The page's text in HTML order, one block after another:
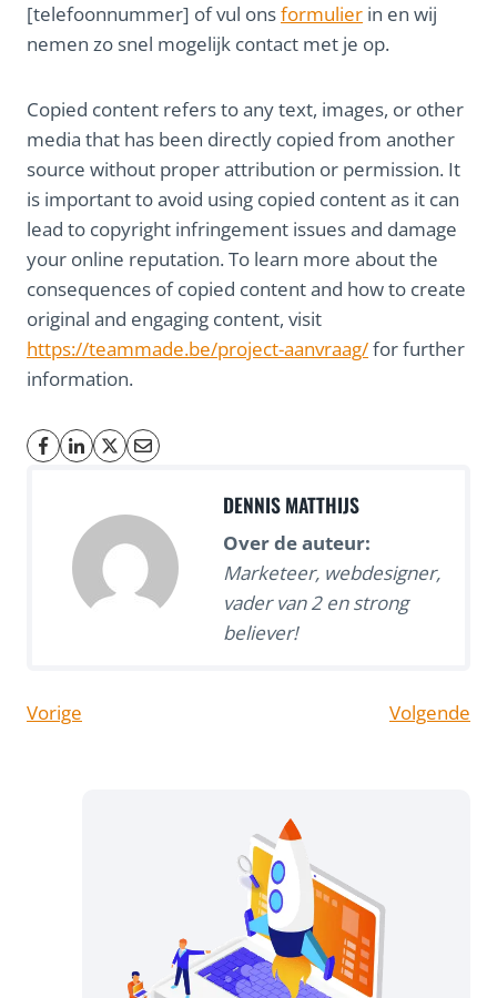
[telefoonnummer] of vul onsformulier in en wij
nemen zo snel mogelijk contact met je op.
Copied content refers to any text, images, or other
media that has been directly copied from another
source without proper attribution or permission. It
is important to avoid using copied content as it can
lead to copyright infringement issues and damage
your online reputation. To learn more about the
consequences of copied content and how to create
original and engaging content, visit
https://teammade.be/project-aanvraag/for further
information.
DENNIS MATTHIJS
Over de auteur:
Marketeer, webdesigner,
vader van 2 en strong
believer!
Vorige Volgende